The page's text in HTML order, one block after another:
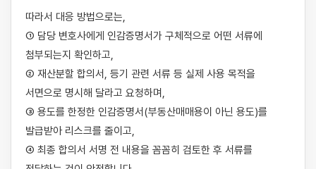
따라서 대응 방법으로는,
① 담당 변호사에게 인감증명서가 구체적으로 어떤 서류에
첨부되는지 확인하고,
② 재산분할 합의서, 등기 관련 서류 등 실제 사용 목적을
서면으로 명시해 달라고 요청하며,
③ 용도를 한정한 인감증명서(부동산매매용이 아닌 용도)를
발급받아 리스크를 줄이고,
④ 최종 합의서 서명 전 내용을 꼼꼼히 검토한 후 서류를